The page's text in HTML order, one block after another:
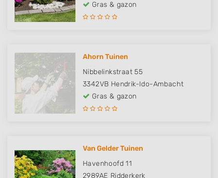
Gras & gazon
Ahorn Tuinen
Nibbelinkstraat 55
3342VB Hendrik-Ido-Ambacht
Gras & gazon
Van Gelder Tuinen
Havenhoofd 11
2989AE Ridderkerk